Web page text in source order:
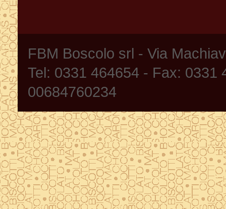
FBM Boscolo srl - Via
Tel: 0331 464654 - Fax: 0331
00684760234